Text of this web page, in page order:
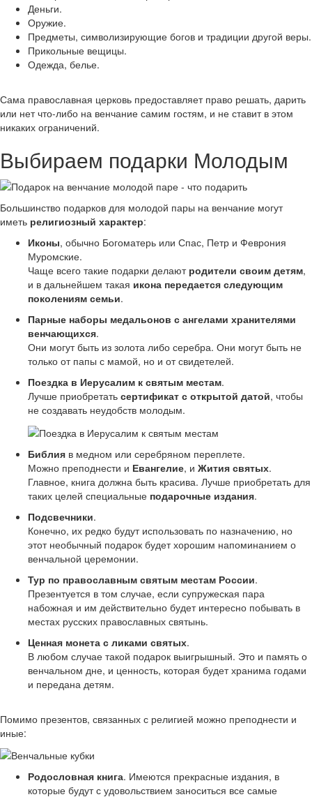
Деньги.
Оружие.
Предметы, символизирующие богов и традиции другой веры.
Прикольные вещицы.
Одежда, белье.
Сама православная церковь предоставляет право решать, дарить
или нет что-либо на венчание самим гостям, и не ставит в этом
никаких ограничений.
Выбираем подарки Молодым
Большинство подарков для молодой пары на венчание могут
иметь религиозный характер:
Иконы, обычно Богоматерь или Спас, Петр и Феврония
Муромские.
Чаще всего такие подарки делают родители своим детям,
и в дальнейшем такая икона передается следующим
поколениям семьи.
Парные наборы медальонов с ангелами хранителями
венчающихся.
Они могут быть из золота либо серебра. Они могут быть не
только от папы с мамой, но и от свидетелей.
Поездка в Иерусалим к святым местам.
Лучше приобретать сертификат с открытой датой, чтобы
не создавать неудобств молодым.
Библия в медном или серебряном переплете.
Можно преподнести и Евангелие, и Жития святых.
Главное, книга должна быть красива. Лучше приобретать для
таких целей специальные подарочные издания.
Подсвечники.
Конечно, их редко будут использовать по назначению, но
этот необычный подарок будет хорошим напоминанием о
венчальной церемонии.
Тур по православным святым местам России.
Презентуется в том случае, если супружеская пара
набожная и им действительно будет интересно побывать в
местах русских православных святынь.
Ценная монета с ликами святых.
В любом случае такой подарок выигрышный. Это и память о
венчальном дне, и ценность, которая будет хранима годами
и передана детям.
Помимо презентов, связанных с религией можно преподнести и
иные:
Родословная книга. Имеются прекрасные издания, в
которые будут с удовольствием заноситься все самые